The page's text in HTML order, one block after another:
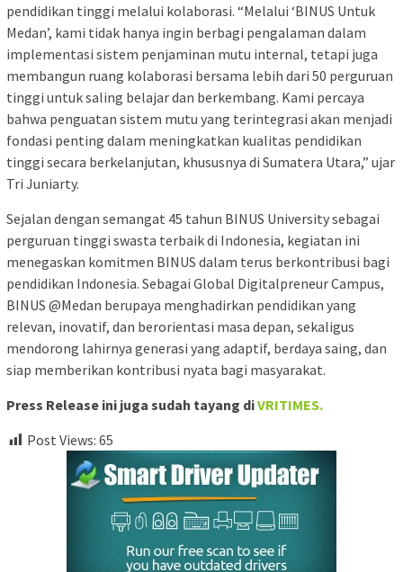
pendidikan tinggi melalui kolaborasi. “Melalui ‘BINUS Untuk
Medan’, kami tidak hanya ingin berbagi pengalaman dalam
implementasi sistem penjaminan mutu internal, tetapi juga
membangun ruang kolaborasi bersama lebih dari 50 perguruan
tinggi untuk saling belajar dan berkembang. Kami percaya
bahwa penguatan sistem mutu yang terintegrasi akan menjadi
fondasi penting dalam meningkatkan kualitas pendidikan
tinggi secara berkelanjutan, khususnya di Sumatera Utara,” ujar
Tri Juniarty.
Sejalan dengan semangat 45 tahun BINUS University sebagai
perguruan tinggi swasta terbaik di Indonesia, kegiatan ini
menegaskan komitmen BINUS dalam terus berkontribusi bagi
pendidikan Indonesia. Sebagai Global Digitalpreneur Campus,
BINUS @Medan berupaya menghadirkan pendidikan yang
relevan, inovatif, dan berorientasi masa depan, sekaligus
mendorong lahirnya generasi yang adaptif, berdaya saing, dan
siap memberikan kontribusi nyata bagi masyarakat.
Press Release ini juga sudah tayang diVRITIMES.
Post Views: 65